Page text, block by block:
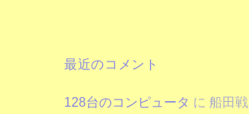
最近のコメント
128台のコンピュータ に船田戦